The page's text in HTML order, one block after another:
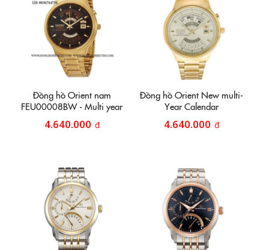
Đồng hồ Orient nam
FEU00008BW - Multi year
4.640.000 đ
Đồng hồ Orient New multi-
Year Calendar
4.640.000 đ